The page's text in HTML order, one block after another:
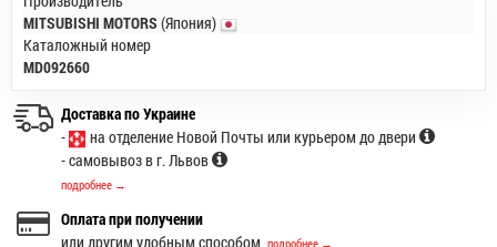
MITSUBISHI MOTORS (Япония)
Каталожный номер
MD092660
Доставка по Украине
-
на отделение Новой Почты или курьером до двери
- самовывоз в г. Львов
подробнее →
Оплата при получении
или другим удобным способом, подробнее →